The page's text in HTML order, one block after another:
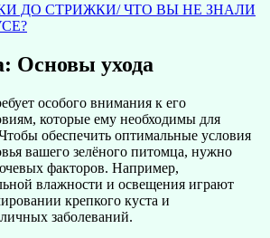
ДО СТРИЖКИ/ ЧТО ВЫ НЕ ЗНАЛИ
Основы ухода
особого внимания к его
которые ему необходимы для
обеспечить оптимальные условия
вашего зелёного питомца, нужно
факторов. Например,
влажности и освещения играют
крепкого куста и
заболеваний.